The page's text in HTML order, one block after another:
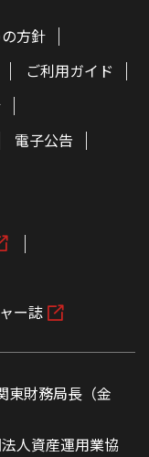
方針
ご利用ガイド
電子公告
ー誌
東財務局長（金
人資産運用業協